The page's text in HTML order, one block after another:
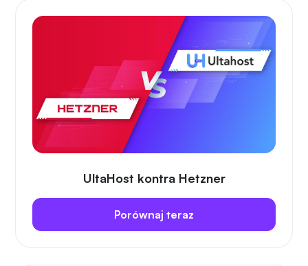
UltaHost kontra Hetzner
Porównaj teraz